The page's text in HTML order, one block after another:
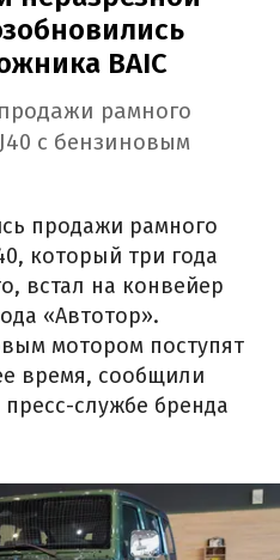
BAIC
рамного
с бензиновым
продажи рамного
который три года
встал на конвейер
«Автотор».
мотором поступят
время, сообщили
пресс-службе бренда